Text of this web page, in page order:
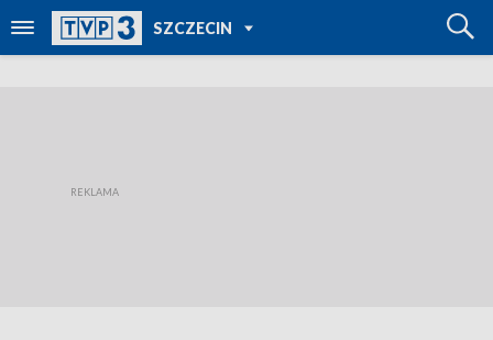
SZCZECIN
TVP REGIONY